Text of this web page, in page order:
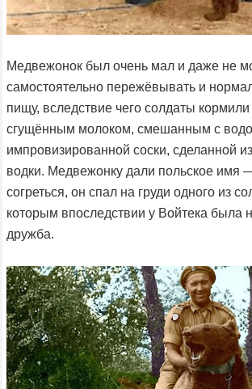
Медвежонок был очень мал и даже не
самостоятельно пережёвывать и
пищу, вследствие чего солдаты
сгущённым молоком, смешанным с
импровизированной соски, сделанной
водки. Медвежонку дали польское имя
согреться, он спал на груди одного из
которым впоследствии у Войтека была
дружба.